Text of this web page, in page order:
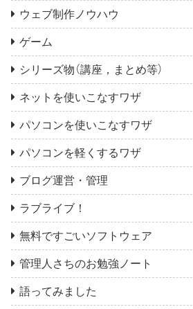
ウェブ制作ノウハウ
ゲーム
シリーズ物（講座，まとめ等）
ネットを使いこなすワザ
パソコンを使いこなすワザ
パソコンを軽くするワザ
ブログ運営・管理
ラブライブ！
無料ですごいソフトウェア
管理人さちのお勉強ノート
語ってみました